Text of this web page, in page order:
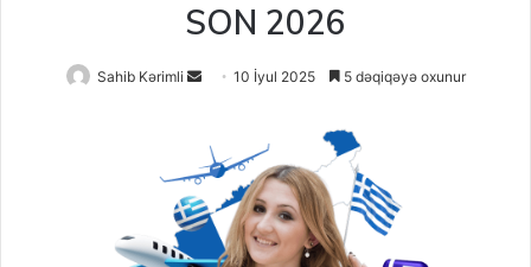
SON 2026
Sahib Kərimli
Send10 İyul 2025 5 dəqiqəyə oxunur